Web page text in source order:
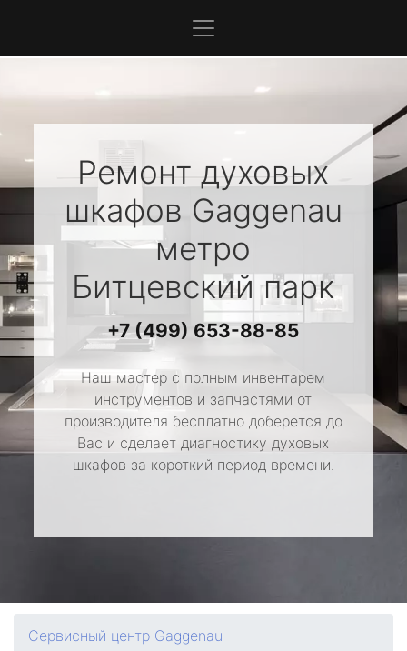
Ремонт духовых
шкафов Gaggenau
метро
Битцевский парк
+7 (499) 653-88-85
Наш мастер с полным инвентарем
инструментов и запчастями от
производителя бесплатно доберется до
Вас и сделает диагностику духовых
шкафов за короткий период времени.
Сервисный центр Gaggenau